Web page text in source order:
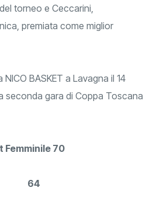
torneo e Ceccarini,
premiata come miglior
BASKET a Lavagna il 14
seconda gara di Coppa Toscana
Femminile 70
64